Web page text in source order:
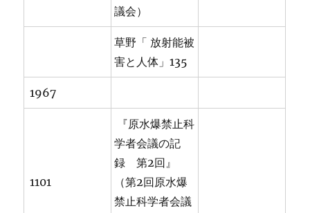
議会）
草野「 放射能被
害と人体」135
1967
1101
『原水爆禁止科
学者会議の記
録 第2回』
（第2回原水爆
禁止科学者会議